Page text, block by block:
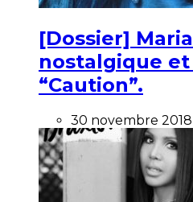
[Dossier]
nostalgique
“Caution”.
30 novembre 2018